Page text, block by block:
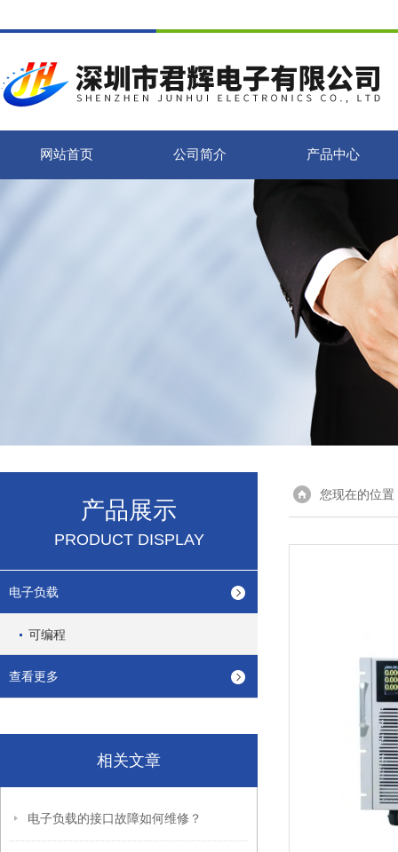
网站首页 公司简介 产品中心
产品展示
PRODUCT DISPLAY
电子负载
可编程
查看更多
相关文章
电子负载的接口故障如何维修？
您现在的位置